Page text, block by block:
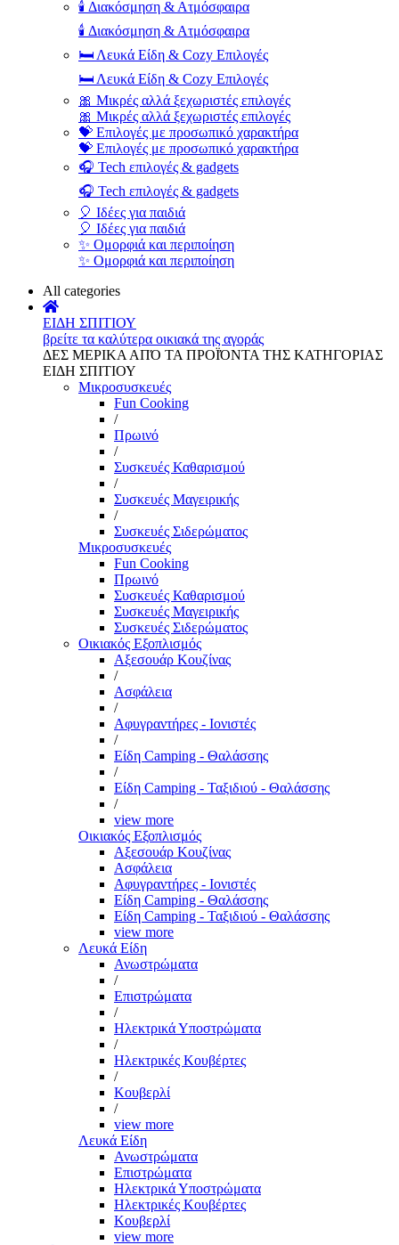
🕯️ Διακόσμηση & Ατμόσφαιρα
🕯️ Διακόσμηση & Ατμόσφαιρα
🛏️ Λευκά Είδη & Cozy Επιλογές
🛏️ Λευκά Είδη & Cozy Επιλογές
🎀 Μικρές αλλά ξεχωριστές επιλογές
🎀 Μικρές αλλά ξεχωριστές επιλογές
💝 Επιλογές με προσωπικό χαρακτήρα
💝 Επιλογές με προσωπικό χαρακτήρα
🎧 Tech επιλογές & gadgets
🎧 Tech επιλογές & gadgets
🎈 Ιδέες για παιδιά
🎈 Ιδέες για παιδιά
✨ Ομορφιά και περιποίηση
✨ Ομορφιά και περιποίηση
All categories
ΕΙΔΗ ΣΠΙΤΙΟΥ
βρείτε τα καλύτερα οικιακά της αγοράς
ΔΕΣ ΜΕΡΙΚΑ ΑΠΌ ΤΑ ΠΡΟΪΌΝΤΑ ΤΗΣ ΚΑΤΗΓΟΡΙΑΣ
ΕΙΔΗ ΣΠΙΤΙΟΥ
Μικροσυσκευές
Fun Cooking
/
Πρωινό
/
Συσκευές Καθαρισμού
/
Συσκευές Μαγειρικής
/
Συσκευές Σιδερώματος
Μικροσυσκευές
Fun Cooking
Πρωινό
Συσκευές Καθαρισμού
Συσκευές Μαγειρικής
Συσκευές Σιδερώματος
Οικιακός Εξοπλισμός
Αξεσουάρ Κουζίνας
/
Ασφάλεια
/
Αφυγραντήρες - Ιονιστές
/
Είδη Camping - Θαλάσσης
/
Είδη Camping - Ταξιδιού - Θαλάσσης
/
view more
Οικιακός Εξοπλισμός
Αξεσουάρ Κουζίνας
Ασφάλεια
Αφυγραντήρες - Ιονιστές
Είδη Camping - Θαλάσσης
Είδη Camping - Ταξιδιού - Θαλάσσης
view more
Λευκά Είδη
Ανωστρώματα
/
Επιστρώματα
/
Ηλεκτρικά Υποστρώματα
/
Ηλεκτρικές Κουβέρτες
/
Κουβερλί
/
view more
Λευκά Είδη
Ανωστρώματα
Επιστρώματα
Ηλεκτρικά Υποστρώματα
Ηλεκτρικές Κουβέρτες
Κουβερλί
view more